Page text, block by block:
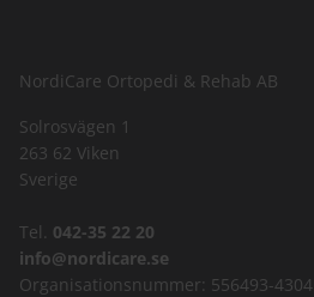
NordiCare Ortopedi & Rehab AB
Solrosvägen 1
263 62 Viken
Sverige
Tel. 042-35 22 20
info@nordicare.se
Organisationsnummer: 556493-4304